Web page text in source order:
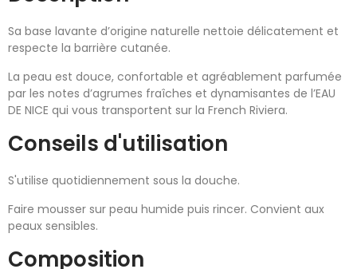
Sa base lavante d’origine naturelle nettoie délicatement et
respecte la barrière cutanée.
La peau est douce, confortable et agréablement parfumée
par les notes d’agrumes fraîches et dynamisantes de l’EAU
DE NICE qui vous transportent sur la French Riviera.
Conseils d'utilisation
S'utilise quotidiennement sous la douche.
Faire mousser sur peau humide puis rincer. Convient aux
peaux sensibles.
Composition